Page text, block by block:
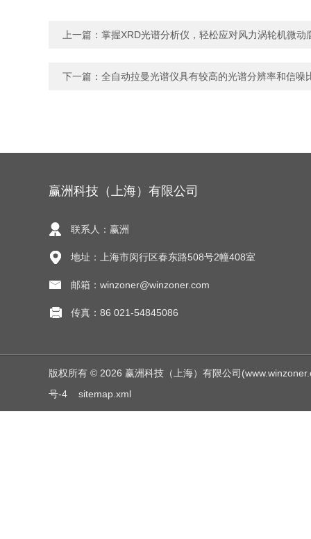
上一篇： 掌握XRD光谱分析仪，轻松应对风力涡轮机微动
下一篇： 全自动拉曼光谱仪具有较高的光谱分辨率和信噪
赢洲科技（上海）有限公司
联系人：赢洲
地址：上海市闵行区春东路508号2幢408室
邮箱：winzoner@winzoner.com
传真：86 021-54845086
版权所有 © 2026 赢洲科技（上海）有限公司
号-4
sitemap.xml